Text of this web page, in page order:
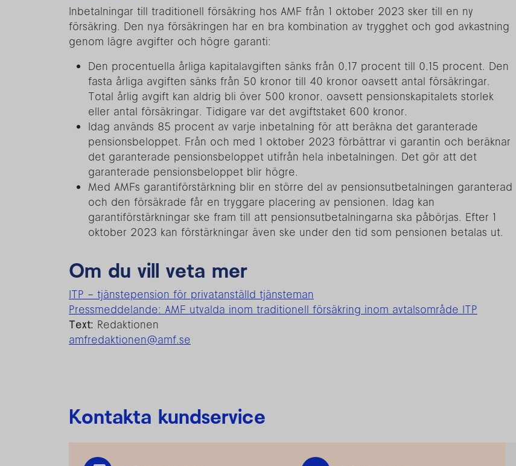
Inbetalningar till traditionell försäkring hos AMF från 1 oktober 2023 sker till en ny
försäkring. Den nya försäkringen har en bra kombination av trygghet och god avkastning
genom lägre avgifter och högre garanti:
Den procentuella årliga kapitalavgiften sänks från 0,17 procent till 0,15 procent. Den
fasta årliga avgiften sänks från 50 kronor till 40 kronor oavsett antal försäkringar.
Total årlig avgift kan aldrig bli över 500 kronor, oavsett pensionskapitalets storlek
eller antal försäkringar. Tidigare var det avgiftstaket 600 kronor.
Idag används 85 procent av varje inbetalning för att beräkna det garanterade
pensionsbeloppet. Från och med 1 oktober 2023 förbättrar vi garantin och beräknar
det garanterade pensionsbeloppet utifrån hela inbetalningen. Det gör att det
garanterade pensionsbeloppet blir högre.
Med AMFs garantiförstärkning blir en större del av pensionsutbetalningen garanterad
och den försäkrade får en tryggare placering av pensionen. Idag kan
garantiförstärkningar ske fram till att pensionsutbetalningarna ska påbörjas. Efter 1
oktober 2023 kan förstärkningar även ske under den tid som pensionen betalas ut.
Om du vill veta mer
ITP – tjänstepension för privatanställd tjänsteman
Pressmeddelande: AMF utvalda inom traditionell försäkring inom avtalsområde ITP
Text: Redaktionen
amfredaktionen@amf.se
Kontakta kundservice